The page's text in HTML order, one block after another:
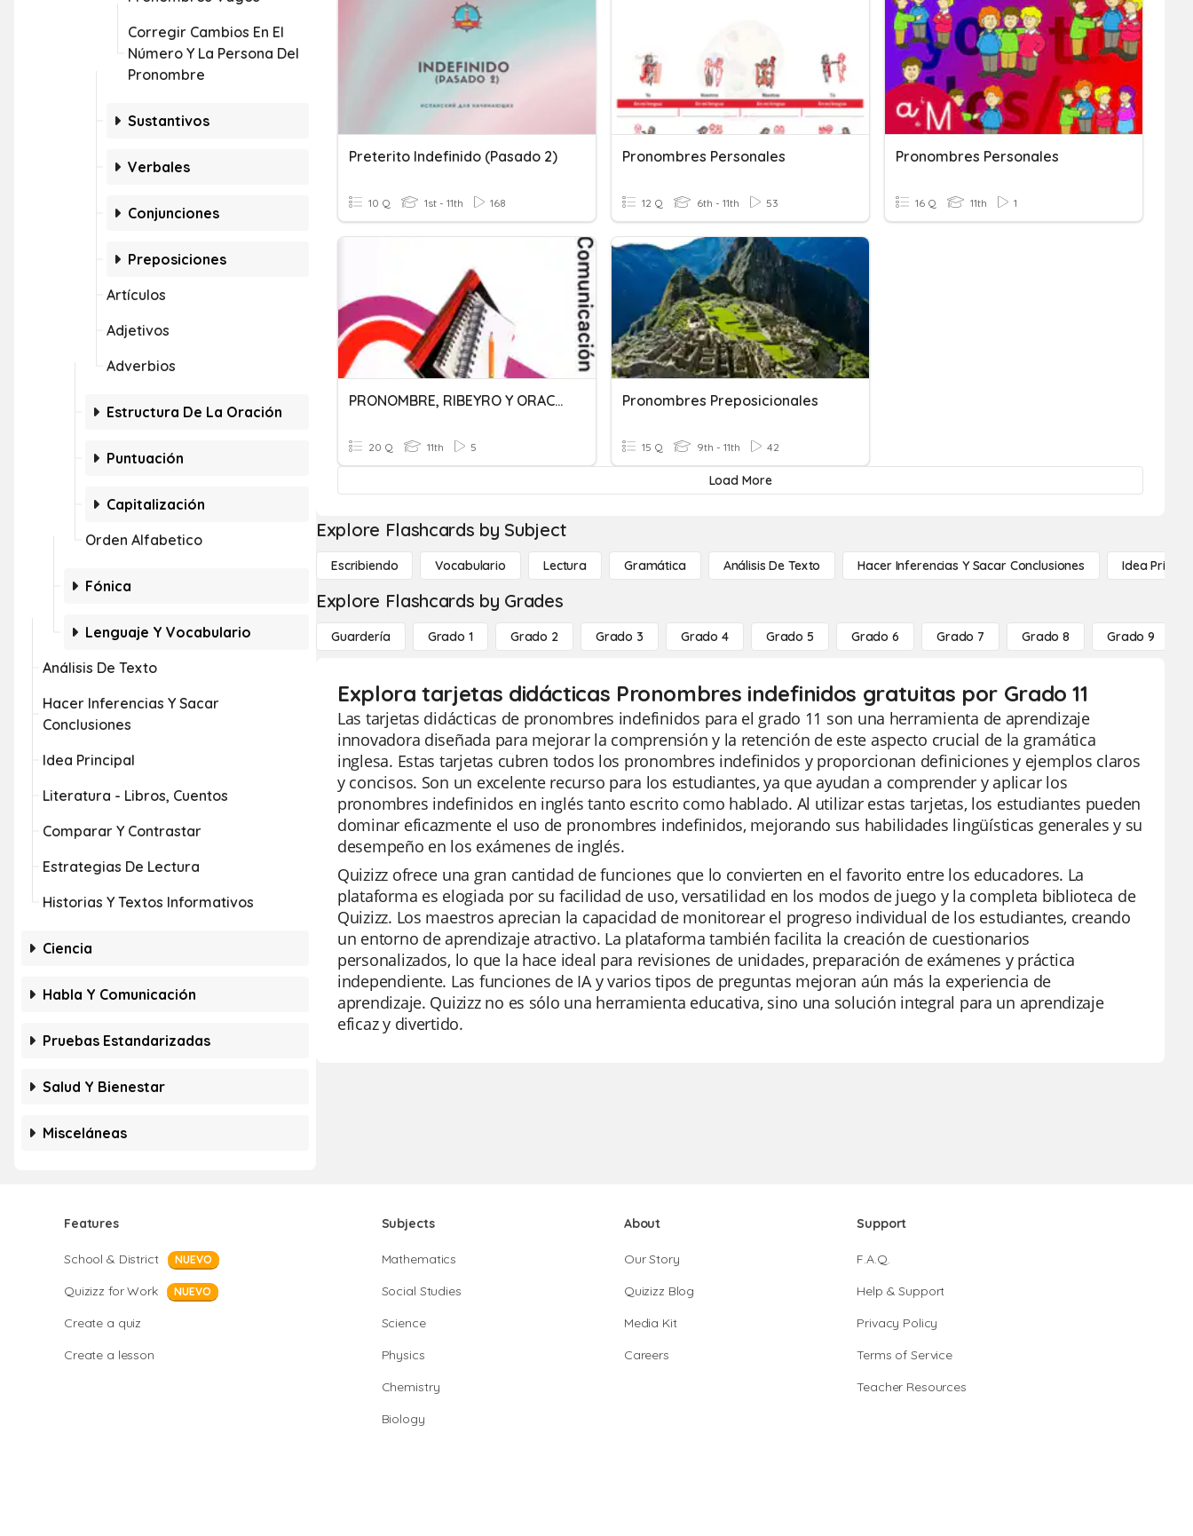
Corregir Cambios En El
Número Y La Persona Del
Pronombre
Sustantivos
Verbales
Conjunciones
Preposiciones
Artículos
Adjetivos
Adverbios
Estructura De La Oración
Puntuación
Capitalización
Orden Alfabetico
Fónica
Lenguaje Y Vocabulario
Análisis De Texto
Hacer Inferencias Y Sacar
Conclusiones
Idea Principal
Literatura - Libros, Cuentos
Comparar Y Contrastar
Estrategias De Lectura
Historias Y Textos Informativos
Ciencia
Habla Y Comunicación
Pruebas Estandarizadas
Salud Y Bienestar
Misceláneas
Preterito Indefinido (pasado 2)
10 Q 1st - 11th 168
Pronombres Personales
12 Q 6th - 11th 53
Pronombres Personales
16 Q 11th 1
PRONOMBRE, RIBEYRO Y ORACIONES INCOMP
20 Q 11th 5
Pronombres Preposicionales
15 Q 9th - 11th 42
Load More
Explore Flashcards by Subject
Escribiendo Vocabulario Lectura Gramática Análisis De Texto Hacer Inferencias Y Sacar Conclusiones Idea
Explore Flashcards by Grades
Guardería Grado 1 Grado 2 Grado 3 Grado 4 Grado 5 Grado 6 Grado 7 Grado 8 Grado 9
Explora tarjetas didácticas Pronombres indefinidos gratuitas por Grado 11
Las tarjetas didácticas de pronombres indefinidos para el grado 11 son una herramienta de aprendizaje
innovadora diseñada para mejorar la comprensión y la retención de este aspecto crucial de la gramática
inglesa. Estas tarjetas cubren todos los pronombres indefinidos y proporcionan definiciones y ejemplos claros
y concisos. Son un excelente recurso para los estudiantes, ya que ayudan a comprender y aplicar los
pronombres indefinidos en inglés tanto escrito como hablado. Al utilizar estas tarjetas, los estudiantes pueden
dominar eficazmente el uso de pronombres indefinidos, mejorando sus habilidades lingüísticas generales y su
desempeño en los exámenes de inglés.
Quizizz ofrece una gran cantidad de funciones que lo convierten en el favorito entre los educadores. La
plataforma es elogiada por su facilidad de uso, versatilidad en los modos de juego y la completa biblioteca de
Quizizz. Los maestros aprecian la capacidad de monitorear el progreso individual de los estudiantes, creando
un entorno de aprendizaje atractivo. La plataforma también facilita la creación de cuestionarios
personalizados, lo que la hace ideal para revisiones de unidades, preparación de exámenes y práctica
independiente. Las funciones de IA y varios tipos de preguntas mejoran aún más la experiencia de
aprendizaje. Quizizz no es sólo una herramienta educativa, sino una solución integral para un aprendizaje
eficaz y divertido.
Features
School & District NUEVO
Quizizz for Work NUEVO
Create a quiz
Create a lesson
Subjects
Mathematics
Social Studies
Science
Physics
Chemistry
Biology
About
Our Story
Quizizz Blog
Media Kit
Careers
Support
F.A.Q.
Help & Support
Privacy Policy
Terms of Service
Teacher Resources